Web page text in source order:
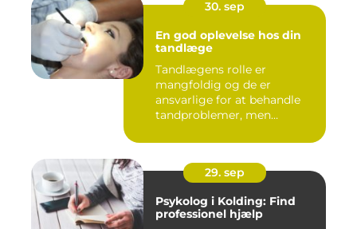
30. sep
En god oplevelse hos din
tandlæge
Tandlægens rolle er
mangfoldig og de er
ansvarlige for at behandle
tandproblemer, men
29. sep
Psykolog i Kolding: Find
professionel hjælp